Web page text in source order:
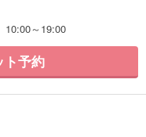
～19:00
ト予約